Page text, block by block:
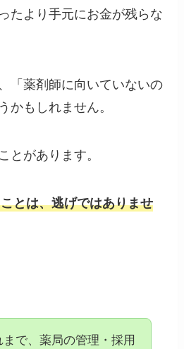
たより手元にお金が残らな
「薬剤師に向いていないの
かもしれません。
とがあります。
とは、逃げではありませ
まで、薬局の管理・採用